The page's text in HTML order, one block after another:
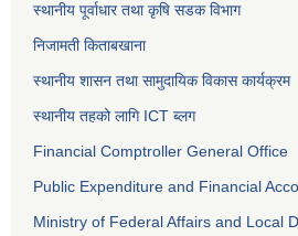
स्थानीय पूर्वाधार तथा कृषि सडक विभाग
निजामती किताबखाना
स्थानीय शासन तथा सामुदायिक विकास कार्यक्रम
स्थानीय तहको लागि ICT ब्लग
Financial Comptroller General Office
Public Expenditure and Financial
Ministry of Federal Affairs and Local